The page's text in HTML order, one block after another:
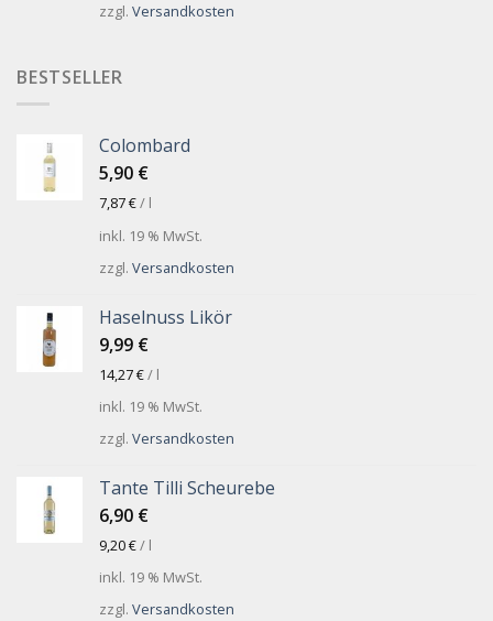
zzgl. Versandkosten
BESTSELLER
Colombard
5,90 €
7,87€/ l
inkl. 19 % MwSt.
zzgl. Versandkosten
Haselnuss Likör
9,99 €
14,27€/ l
inkl. 19 % MwSt.
zzgl. Versandkosten
Tante Tilli Scheurebe
6,90 €
9,20€/ l
inkl. 19 % MwSt.
zzgl. Versandkosten